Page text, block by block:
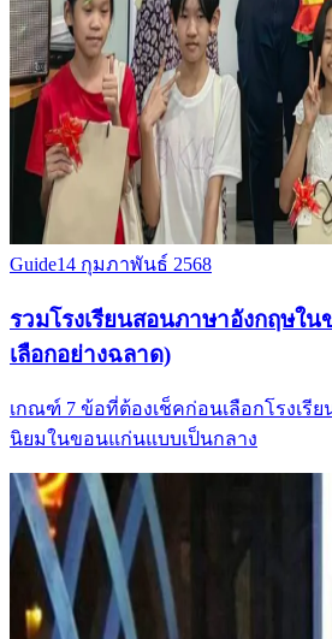
Guide14 กุมภาพันธ์ 2568
รวมโรงเรียนสอนภาษาอังกฤษใ
เลือกอย่างฉลาด)
เกณฑ์ 7 ข้อที่ต้องเช็คก่อนเลือกโรงเรีย
นิยมในขอนแก่นแบบเป็นกลาง